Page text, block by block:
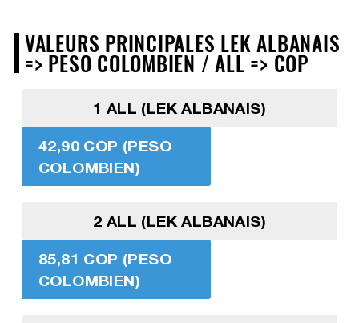
VALEURS PRINCIPALES LEK ALBANAIS
=> PESO COLOMBIEN / ALL => COP
1 ALL (LEK ALBANAIS)
42,90 COP (PESO
COLOMBIEN)
2 ALL (LEK ALBANAIS)
85,81 COP (PESO
COLOMBIEN)